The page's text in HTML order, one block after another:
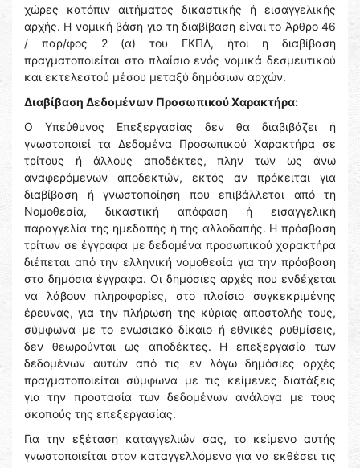
χώρες κατόπιν αιτήματος δικαστικής ή εισαγγελικής
αρχής. Η νομική βάση για τη διαβίβαση είναι το Άρθρο 46
/ παρ/φος 2 (α) του ΓΚΠΔ, ήτοι η διαβίβαση
πραγματοποιείται στο πλαίσιο ενός νομικά δεσμευτικού
και εκτελεστού μέσου μεταξύ δημόσιων αρχών.
Διαβίβαση Δεδομένων Προσωπικού Χαρακτήρα:
Ο Υπεύθυνος Επεξεργασίας δεν θα διαβιβάζει ή
γνωστοποιεί τα Δεδομένα Προσωπικού Χαρακτήρα σε
τρίτους ή άλλους αποδέκτες, πλην των ως άνω
αναφερόμενων αποδεκτών, εκτός αν πρόκειται για
διαβίβαση ή γνωστοποίηση που επιβάλλεται από τη
Νομοθεσία, δικαστική απόφαση ή εισαγγελική
παραγγελία της ημεδαπής ή της αλλοδαπής. Η πρόσβαση
τρίτων σε έγγραφα με δεδομένα προσωπικού χαρακτήρα
διέπεται από την ελληνική νομοθεσία για την πρόσβαση
στα δημόσια έγγραφα. Οι δημόσιες αρχές που ενδέχεται
να λάβουν πληροφορίες, στο πλαίσιο συγκεκριμένης
έρευνας, για την πλήρωση της κύριας αποστολής τους,
σύμφωνα με το ενωσιακό δίκαιο ή εθνικές ρυθμίσεις,
δεν θεωρούνται ως αποδέκτες. Η επεξεργασία των
δεδομένων αυτών από τις εν λόγω δημόσιες αρχές
πραγματοποιείται σύμφωνα με τις κείμενες διατάξεις
για την προστασία των δεδομένων ανάλογα με τους
σκοπούς της επεξεργασίας.
Για την εξέταση καταγγελιών σας, το κείμενο αυτής
γνωστοποιείται στον καταγγελλόμενο για να εκθέσει τις